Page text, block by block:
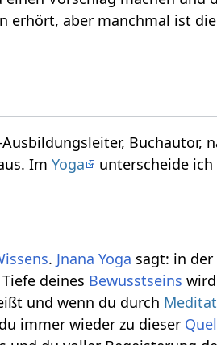
erhört, aber manchmal ist
Buchautor,
ImYoga unterscheide
. Jnana Yoga sagt: in
deines Bewusstseins
und wenn du durch
immer wieder zu dieser